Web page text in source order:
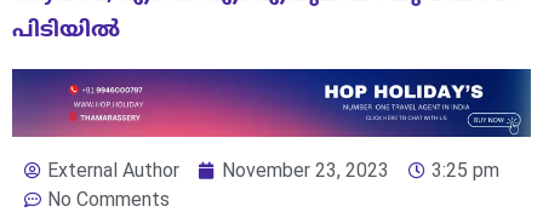
പിടിയിൽ
External Author November 23, 2023
3:25 pm
No Comments